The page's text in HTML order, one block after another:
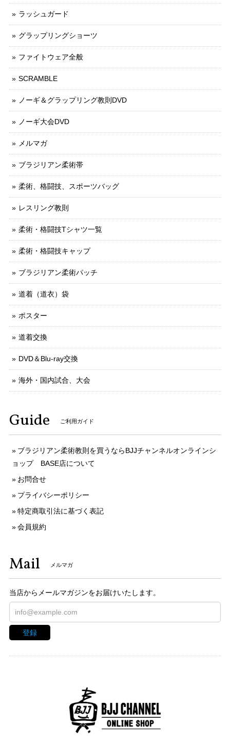
ラッシュガード
グラップリングショーツ
ファイトウェア全般
SCRAMBLE
ノーギ＆グラップリング教則DVD
ノーギ大会DVD
メルマガ
ブラジリアン柔術帯
柔術、格闘技、スポーツバッグ
レスリング教則
柔術・格闘技Tシャツ一覧
柔術・格闘技キャップ
ブラジリアン柔術パッチ
道着（道衣）袋
ポスター
道着交換
DVD＆Blu-ray交換
海外・国内試合、大会
Guide ご利用ガイド
ブラジリアン柔術教則を買うならBJJチャンネルオンラインシ
ョップ BASE店について
お問合せ
プライバシーポリシー
特定商取引法に基づく表記
会員規約
Mail メルマガ
当店からメールマガジンをお届けいたします。
登録